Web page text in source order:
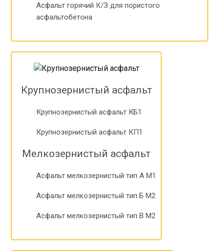
Асфальт горячий К/З для пористого
асфальтобетона
Крупнозернистый асфальт
Крупнозернистый асфальт КБ1
Крупнозернистый асфальт КП1
Мелкозернистый асфальт
Асфальт мелкозернистый тип А М1
Асфальт мелкозернистый тип Б М2
Асфальт мелкозернистый тип B М2